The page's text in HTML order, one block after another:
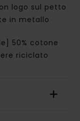
logo sul petto
in metallo
50% cotone
riciclato